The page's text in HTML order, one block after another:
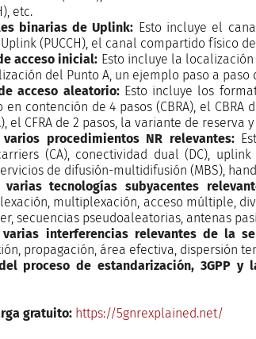
etc.
binarias de Uplink: Esto incluye el
(PUCCH), el canal compartido físico de
acceso inicial: Esto incluye la
del Punto A, un ejemplo paso a
acceso aleatorio:Esto incluye los
contención de 4 pasos (CBRA), el
el CFRA de 2 pasos, la variante de
procedimientos NR relevantes:
(CA), conectividad dual (DC),
de difusión-multidifusión (MBS),
varias tecnologías subyacentes
multiplexación, acceso múltiple,
secuencias pseudoaleatorias, antenas
varias interferencias relevantes de la
propagación, área efectiva, dispersión
proceso de estandarización, 3GPP y
gratuito: https://5gnrexplained.net/